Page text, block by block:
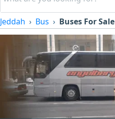
Jeddah Bus Buses For Sale